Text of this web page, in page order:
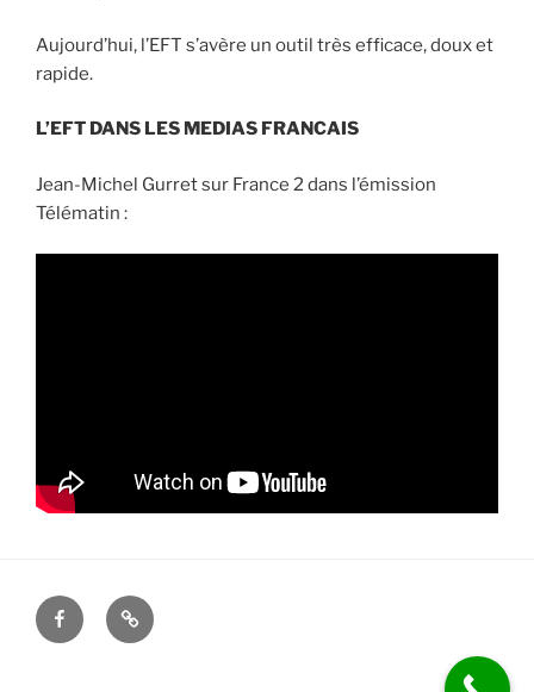
Aujourd’hui, l’EFT s’avère un outil très efficace, doux et
rapide.
L’EFT DANS LES MEDIAS FRANCAIS
Jean-Michel Gurret sur France 2 dans l’émission
Télématin :
FB
Mentions
légales